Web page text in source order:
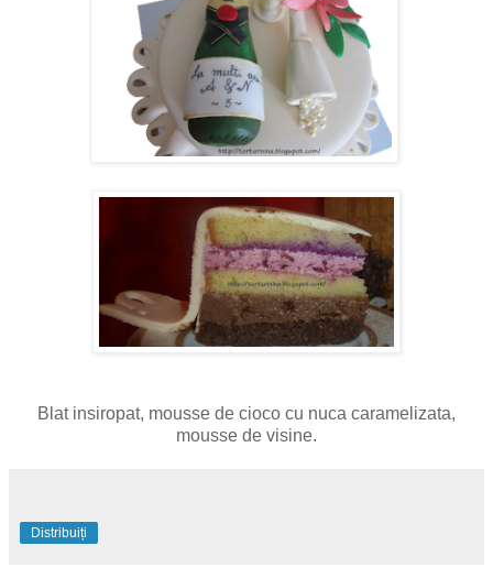
Blat insiropat, mousse de cioco cu nuca caramelizata,
mousse de visine.
Distribuiți